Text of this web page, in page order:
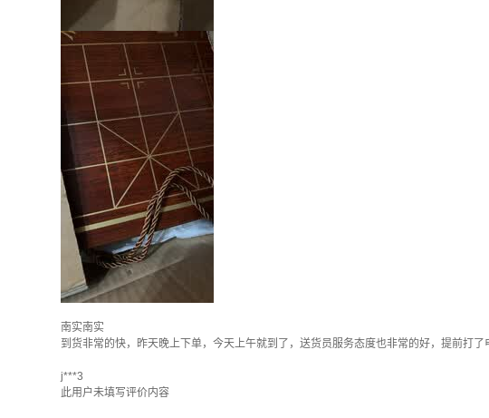
南实南实
到货非常的快，昨天晚上下单，今天上午就到了，送货员服务态度也非常的好，提前打
j***3
此用户未填写评价内容